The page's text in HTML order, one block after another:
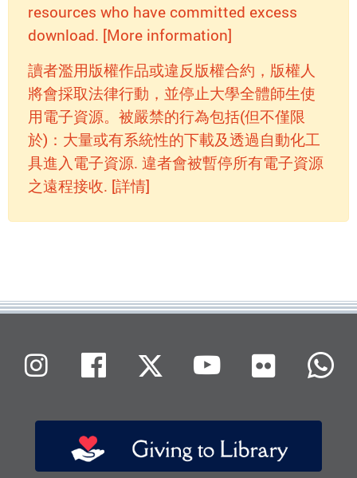
resources who have committed excess
download. [More information]
讀者濫用版權作品或違反版權合約，版權人
將會採取法律行動，並停止大學全體師生使
用電子資源。被嚴禁的行為包括(但不僅限
於)：大量或有系統性的下載及透過自動化工
具進入電子資源. 違者會被暫停所有電子資源
之遠程接收. [詳情]
InstagramFacebookX (Twitter)
Youtube
Flickr